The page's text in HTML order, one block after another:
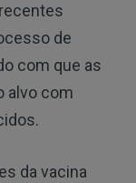
de
com que as
alvo com
da vacina